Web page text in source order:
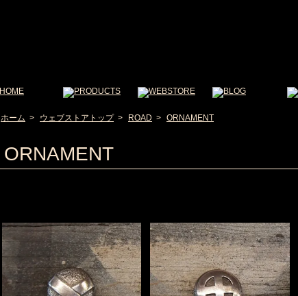
ホーム > ウェブストアトップ > ROAD > ORNAMENT
ORNAMENT